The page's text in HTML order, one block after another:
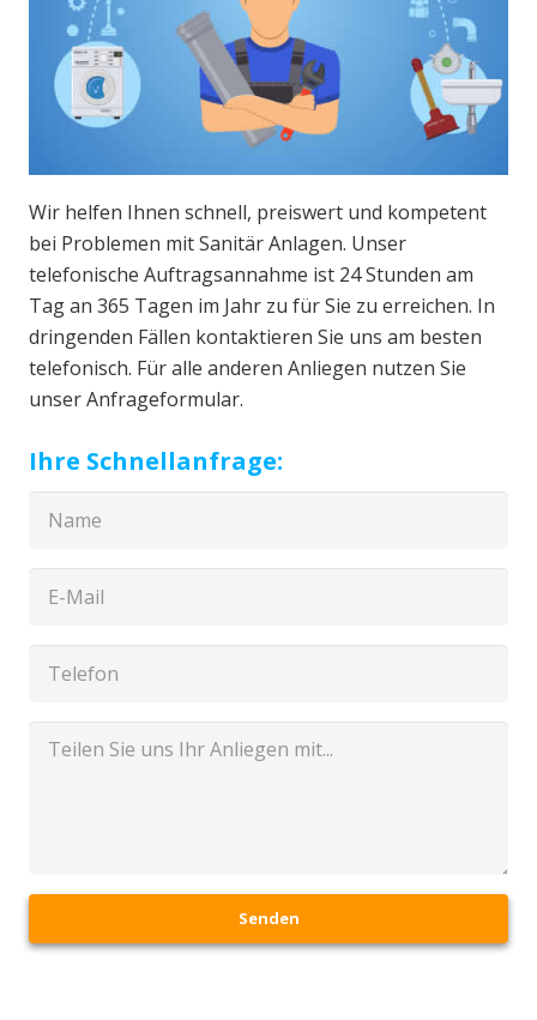
Wir helfen Ihnen schnell, preiswert und kompetent
bei Problemen mit Sanitär Anlagen. Unser
telefonische Auftragsannahme ist 24 Stunden am
Tag an 365 Tagen im Jahr zu für Sie zu erreichen. In
dringenden Fällen kontaktieren Sie uns am besten
telefonisch. Für alle anderen Anliegen nutzen Sie
unser Anfrageformular.
Ihre Schnellanfrage:
Senden